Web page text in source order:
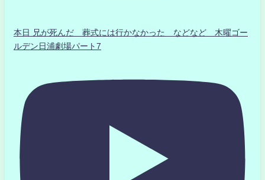
本日 兄が死んだ 葬式には行かなかった などなど 木曜ゴー
ルデン日浦劇場パート7